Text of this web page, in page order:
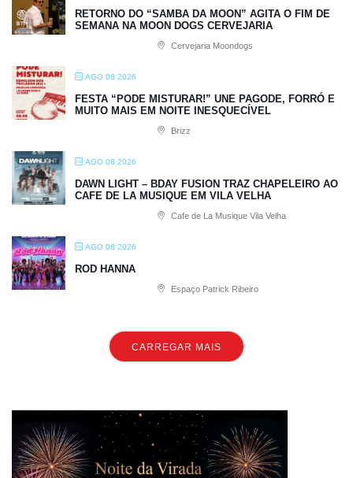
RETORNO DO “SAMBA DA MOON” AGITA O FIM DE
SEMANA NA MOON DOGS CERVEJARIA
Cervejaria Moondogs
AGO 08 2026
FESTA “PODE MISTURAR!” UNE PAGODE, FORRÓ E
MUITO MAIS EM NOITE INESQUECÍVEL
Brizz
AGO 08 2026
DAWN LIGHT – BDAY FUSION TRAZ CHAPELEIRO AO
CAFE DE LA MUSIQUE EM VILA VELHA
Cafe de La Musique Vila Velha
AGO 08 2026
ROD HANNA
Espaço Patrick Ribeiro
CARREGAR MAIS